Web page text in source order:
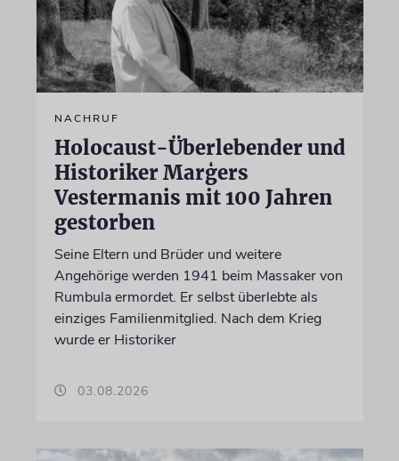
NACHRUF
Holocaust-Überlebender und
Historiker Marģers
Vestermanis mit 100 Jahren
gestorben
Seine Eltern und Brüder und weitere
Angehörige werden 1941 beim Massaker von
Rumbula ermordet. Er selbst überlebte als
einziges Familienmitglied. Nach dem Krieg
wurde er Historiker
03.08.2026